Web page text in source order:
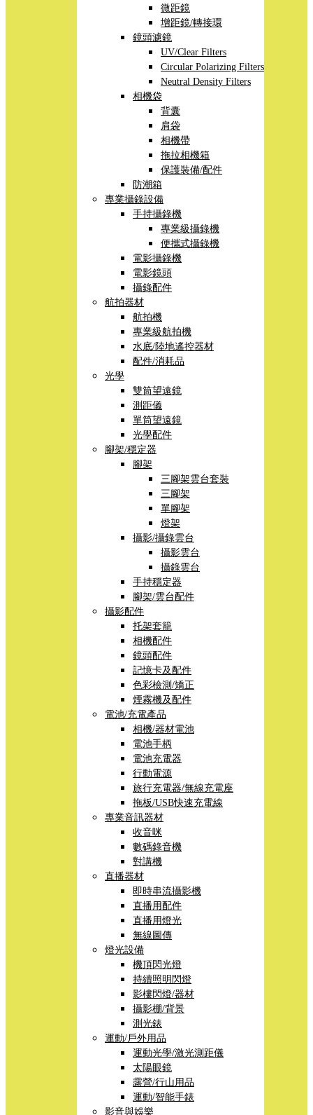
微距鏡
增距鏡/轉接環
鏡頭濾鏡
UV/Clear Filters
Circular Polarizing Filters
Neutral Density Filters
相機袋
背囊
肩袋
相機帶
拖拉相機箱
保護裝備/配件
防潮箱
專業攝錄設備
手持攝錄機
專業級攝錄機
便攜式攝錄機
電影攝錄機
電影鏡頭
攝錄配件
航拍器材
航拍機
專業級航拍機
水底/陸地遙控器材
配件/消耗品
光學
雙筒望遠鏡
測距儀
單筒望遠鏡
光學配件
腳架/穩定器
腳架
三腳架雲台套裝
三腳架
單腳架
燈架
攝影/攝錄雲台
攝影雲台
攝錄雲台
手持穩定器
腳架/雲台配件
攝影配件
托架套籠
相機配件
鏡頭配件
記憶卡及配件
色彩檢測/矯正
煙霧機及配件
電池/充電產品
相機/器材電池
電池手柄
電池充電器
行動電源
旅行充電器/無線充電座
拖板/USB快速充電線
專業音訊器材
收音咪
數碼錄音機
對講機
直播器材
即時串流攝影機
直播用配件
直播用燈光
無線圖傳
燈光設備
機頂閃光燈
持續照明閃燈
影樓閃燈/器材
攝影棚/背景
測光錶
運動/戶外用品
運動光學/激光測距儀
太陽眼鏡
露營/行山用品
運動/智能手錶
影音與娛樂